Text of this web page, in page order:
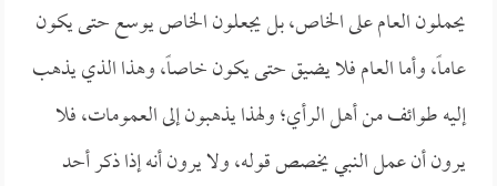
يحملون العام على الخاص، بل يجعلون الخاص يوسع حتى يكون
عاماً، وأما العام فلا يضيق حتى يكون خاصاً، وهذا الذي يذهب
إليه طوائف من أهل الرأي؛ ولهذا يذهبون إلى العمومات، فلا
يرون أن عمل النبي يخصص قوله، ولا يرون أنه إذا ذكر أحد